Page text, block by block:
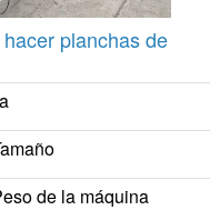
planchas de
de la máquina